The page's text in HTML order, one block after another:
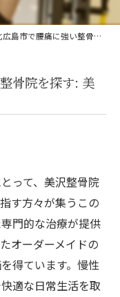
痛に強い整骨院を探す: 美沢整骨院の施術法と実績
骨院を探す: 美
って、美沢整骨院
す方々が集うこの
門的な治療が提供
オーダーメイドの
得ています。慢性
適な日常生活を取